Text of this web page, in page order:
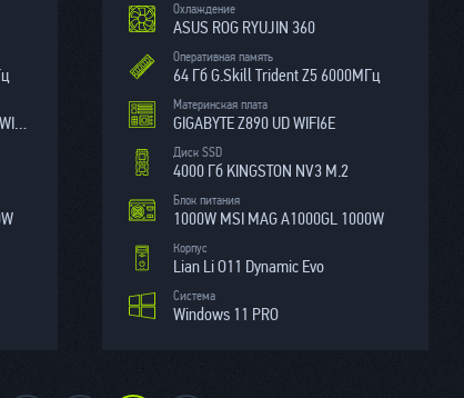
ASUS TUF GAMING Z790-PLUS WIFI D5
Охлаждение
ASUS ROG RYUJIN 360
Оперативная память
64 Гб G.Skill Trident Z5 6000МГц
Материнская плата
GIGABYTE Z890 UD WIFI6E
Диск SSD
4000 Гб KINGSTON NV3 M.2
Блок питания
1000W MSI MAG A1000GL 1000W
Корпус
Lian Li O11 Dynamic Evo
Система
Windows 11 PRO